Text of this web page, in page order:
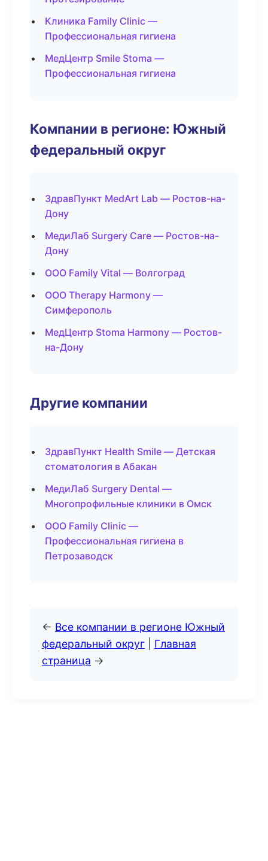
Клиника Family Clinic —
Профессиональная гигиена
МедЦентр Smile Stoma —
Профессиональная гигиена
Компании в регионе: Южный
федеральный округ
ЗдравПункт MedArt Lab — Ростов-на-
Дону
МедиЛаб Surgery Care — Ростов-на-
Дону
ООО Family Vital — Волгоград
ООО Therapy Harmony —
Симферополь
МедЦентр Stoma Harmony — Ростов-
на-Дону
Другие компании
ЗдравПункт Health Smile — Детская
стоматология в Абакан
МедиЛаб Surgery Dental —
Многопрофильные клиники в Омск
ООО Family Clinic —
Профессиональная гигиена в
Петрозаводск
← Все компании в регионе Южный
федеральный округ
Главная
страница →